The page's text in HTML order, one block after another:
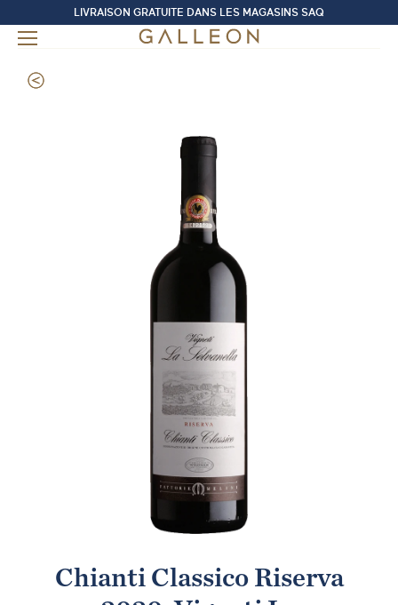
LIVRAISON GRATUITE DANS LES MAGASINS SAQ
Chianti Classico Riserva